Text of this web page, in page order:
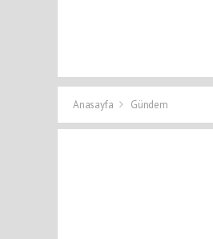
Anasayfa Gündem